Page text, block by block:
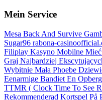
Mein Service
Mesa Back And Survive
Sugar96 rabona-
Filiplay Kasyno Mobilne Mieć
Graj Najbardziej
Wybitnie Mała Phoebe
Eenarmige Bandiet En
TTMR ( Clock Time To See
Rekommenderad Kortspel